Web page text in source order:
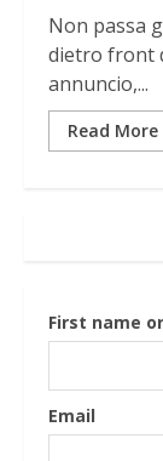
Non passa
dietro front
annuncio,...
Read More
First name
Email